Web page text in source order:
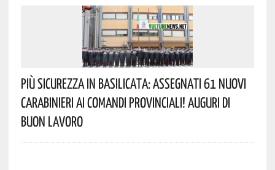
Più Sicurezza In Basilicata: Assegnati 61 Nuovi
Carabinieri Ai Comandi Provinciali! Auguri Di
Buon Lavoro